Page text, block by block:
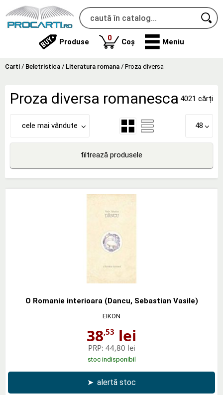
Produse 0produse
Coș Meniu
Carti / Beletristica / Literatura romana / Proza diversa
Proza diversa romanesca 4021 cărți
cele mai vândute 48
filtrează produsele
O Romanie interioara (Dancu, Sebastian Vasile)
EIKON
38,53 lei
PRP: 44,80 lei
stoc indisponibil
➤ alertă stoc